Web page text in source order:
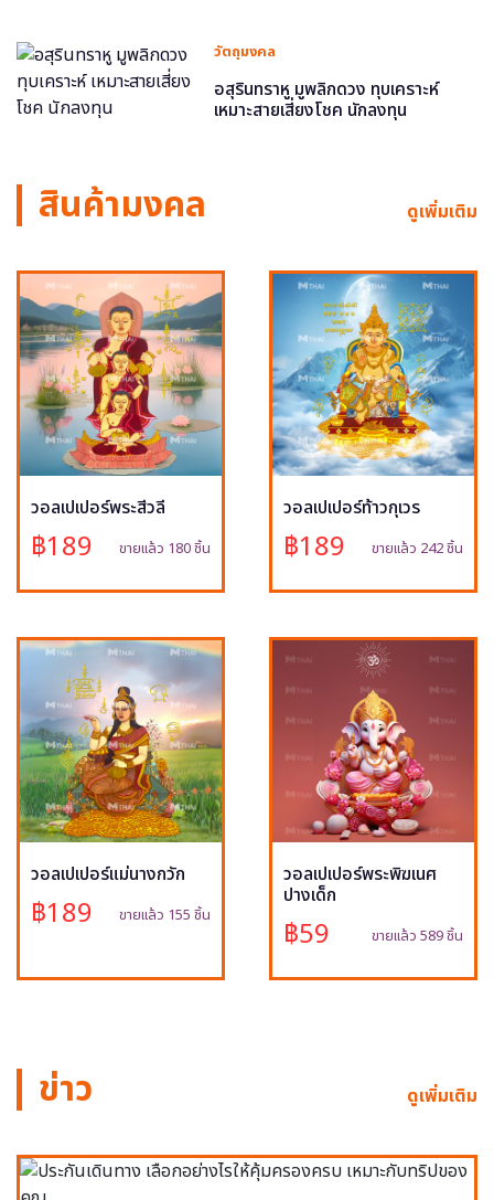
วัตถุมงคล
อสุรินทราหู มูพลิกดวง ทุบเคราะห์
เหมาะสายเสี่ยงโชค นักลงทุน
สินค้ามงคล ดูเพิ่มเติม
วอลเปเปอร์พระสีวลี
฿189 ขายแล้ว 180 ชิ้น
วอลเปเปอร์ท้าวกุเวร
฿189 ขายแล้ว 242 ชิ้น
วอลเปเปอร์แม่นางกวัก
฿189 ขายแล้ว 155 ชิ้น
วอลเปเปอร์พระพิฆเนศ
ปางเด็ก
฿59 ขายแล้ว 589 ชิ้น
ข่าว ดูเพิ่มเติม